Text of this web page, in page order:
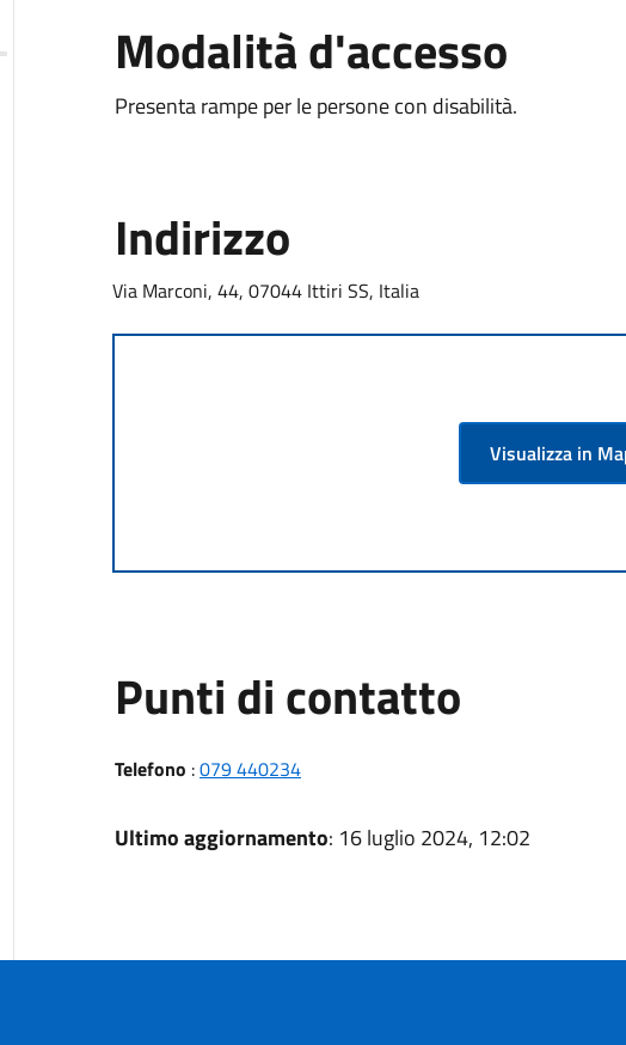
Modalità d'accesso
Presenta rampe per le persone con disabilità.
Indirizzo
Via Marconi, 44, 07044 Ittiri SS, Italia
Visualizza in
Punti di contatto
Telefono :079 440234
Ultimo aggiornamento: 16 luglio 2024, 12:02